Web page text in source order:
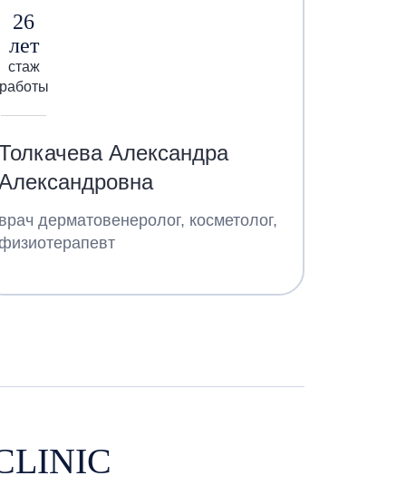
26
лет
стаж
работы
Александра
врач дерматовенеролог, косметолог,